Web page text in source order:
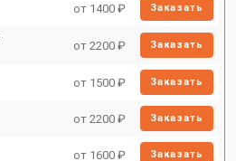
от 1400 ₽ Заказать
от 2200 ₽ Заказать
от 1500 ₽ Заказать
от 2200 ₽ Заказать
от 1600 ₽ Заказать